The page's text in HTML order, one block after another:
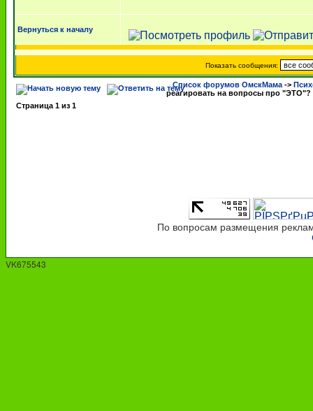
Вернуться к началу
Показать сообщения:
Список форумов ОмскМама ->
реагировать на вопросы про "ЭТО"?
Страница 1 из 1
По вопросам размещения
VK675543